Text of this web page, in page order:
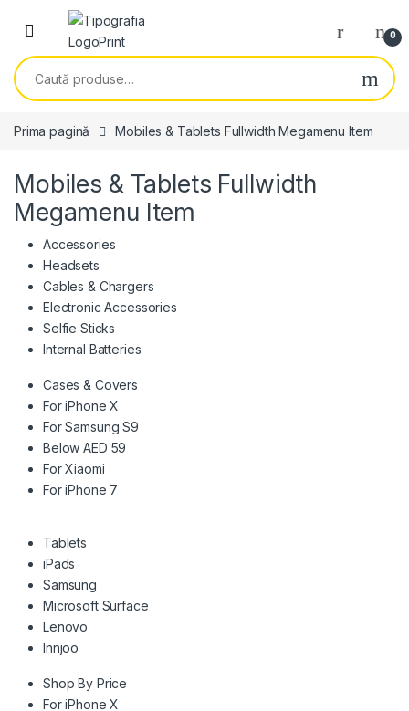
Skip to navigation
Skip to content
0
Caută după:
Prima pagină Mobiles & Tablets Fullwidth Megamenu Item
Mobiles & Tablets Fullwidth
Megamenu Item
Accessories
Headsets
Cables & Chargers
Electronic Accessories
Selfie Sticks
Internal Batteries
Cases & Covers
For iPhone X
For Samsung S9
Below AED 59
For Xiaomi
For iPhone 7
Tablets
iPads
Samsung
Microsoft Surface
Lenovo
Innjoo
Shop By Price
For iPhone X